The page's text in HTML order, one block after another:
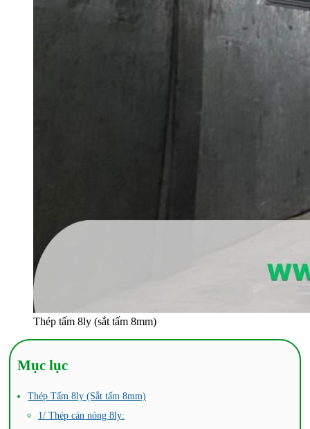
Thép tấm 8ly (sắt tấm 8mm)
Mục lục
Thép Tấm 8ly (Sắt tấm 8mm)
1/ Thép cán nóng 8ly: